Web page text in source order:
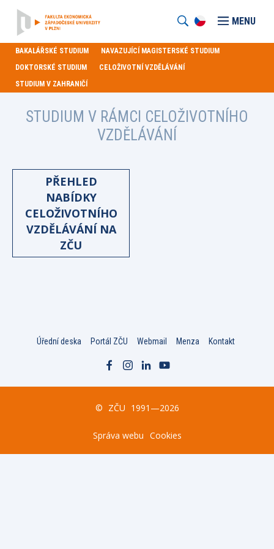
MENU
BAKALÁŘSKÉ STUDIUM
NAVAZUJÍCÍ MAGISTERSKÉ STUDIUM
DOKTORSKÉ STUDIUM
CELOŽIVOTNÍ VZDĚLÁVÁNÍ
STUDIUM V ZAHRANIČÍ
STUDIUM V RÁMCI CELOŽIVOTNÍHO
VZDĚLÁVÁNÍ
PŘEHLED
NABÍDKY
CELOŽIVOTNÍHO
VZDĚLÁVÁNÍ NA
ZČU
Úřední deska Portál ZČU Webmail Menza Kontakt
© ZČU 1991—2026
Správa webu Cookies